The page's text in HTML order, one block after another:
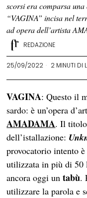
scorsi era comparsa
“VAGINA” incisa nel
ad opera dell’artista
REDAZIONE
25/09/2022 2 MINUTI DI
VAGINA: Questo il
sardo: è un’opera
AMADAMA. Il
dell’istallazione:
provocatorio intento
utilizzata in più di 50
ancora oggi untabù.
utilizzare la parola e